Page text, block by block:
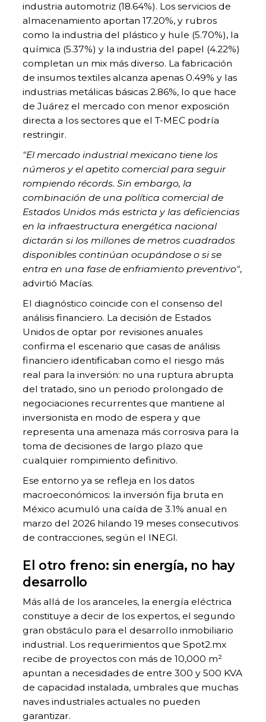
industria automotriz (18.64%). Los servicios de
almacenamiento aportan 17.20%, y rubros
como la industria del plástico y hule (5.70%), la
química (5.37%) y la industria del papel (4.22%)
completan un mix más diverso. La fabricación
de insumos textiles alcanza apenas 0.49% y las
industrias metálicas básicas 2.86%, lo que hace
de Juárez el mercado con menor exposición
directa a los sectores que el T-MEC podría
restringir.
"El mercado industrial mexicano tiene los
números y el apetito comercial para seguir
rompiendo récords. Sin embargo, la
combinación de una política comercial de
Estados Unidos más estricta y las deficiencias
en la infraestructura energética nacional
dictarán si los millones de metros cuadrados
disponibles continúan ocupándose o si se
entra en una fase de enfriamiento preventivo",
advirtió Macías.
El diagnóstico coincide con el consenso del
análisis financiero. La decisión de Estados
Unidos de optar por revisiones anuales
confirma el escenario que casas de análisis
financiero identificaban como el riesgo más
real para la inversión: no una ruptura abrupta
del tratado, sino un periodo prolongado de
negociaciones recurrentes que mantiene al
inversionista en modo de espera y que
representa una amenaza más corrosiva para la
toma de decisiones de largo plazo que
cualquier rompimiento definitivo.
Ese entorno ya se refleja en los datos
macroeconómicos: la inversión fija bruta en
México acumuló una caída de 3.1% anual en
marzo del 2026 hilando 19 meses consecutivos
de contracciones, según el INEGI.
El otro freno: sin energía, no hay
desarrollo
Más allá de los aranceles, la energía eléctrica
constituye a decir de los expertos, el segundo
gran obstáculo para el desarrollo inmobiliario
industrial. Los requerimientos que Spot2.mx
recibe de proyectos con más de 10,000 m²
apuntan a necesidades de entre 300 y 500 KVA
de capacidad instalada, umbrales que muchas
naves industriales actuales no pueden
garantizar.